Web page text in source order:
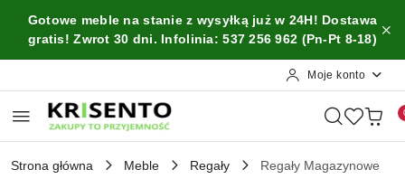
Przejdź do treści głównej
Przejdź do wyszukiwarki
Przejdź do moje konto
Przejdź do menu głównego
Przejdź do opisu produktu
Przejdź do stopki
Gotowe meble na stanie z wysyłką już w 24H! Dostawa
gratis! Zwrot 30 dni. Infolinia: 537 256 962 (Pn-Pt 8-18)
Moje konto
Strona główna Meble Regały Regały Magazynowe